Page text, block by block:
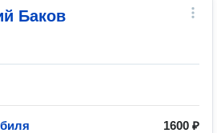
Баков
1600 ₽